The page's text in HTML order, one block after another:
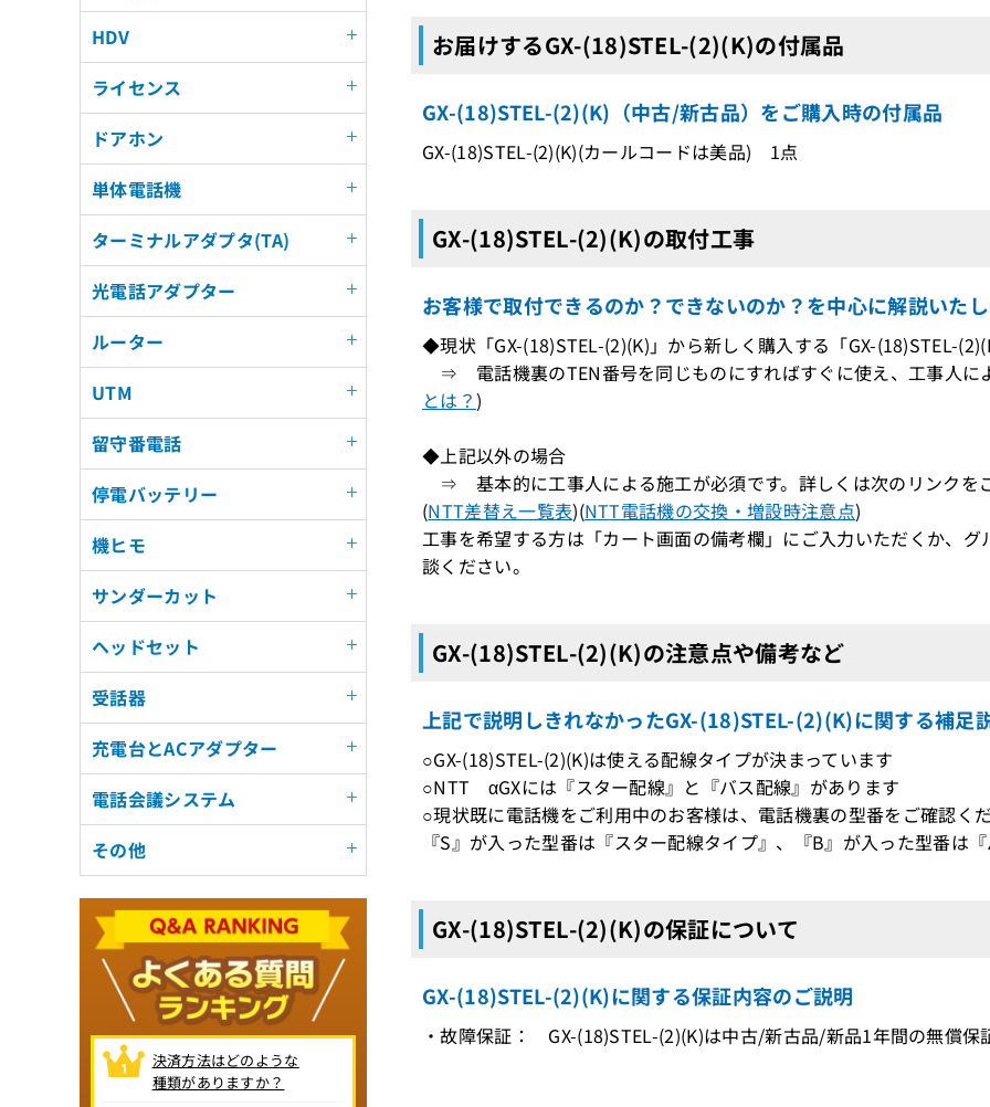
お届けするGX-(18)STEL-(2)(K)の付属品
GX-(18)STEL-(2)(K)（中古/新古品）をご購入時の付属品
GX-(18)STEL-(2)(K)(カールコードは美品) 1点
GX-(18)STEL-(2)(K)の取付工事
お客様で取付できるのか？できないのか？を中心に解説いた
◆現状「GX-(18)STEL-(2)(K)」から新しく購入する「GX-(18)STEL-
⇒ 電話機裏のTEN番号を同じものにすればすぐに使え、工事人に
とは？)
◆上記以外の場合
⇒ 基本的に工事人による施工が必須です。詳しくは次のリンクを
(NTT差替え一覧表)(NTT電話機の交換・増設時注意点)
工事を希望する方は「カート画面の備考欄」にご入力いただくか、グ
談ください。
GX-(18)STEL-(2)(K)の注意点や備考など
上記で説明しきれなかったGX-(18)STEL-(2)(K)に関する補足
○GX-(18)STEL-(2)(K)は使える配線タイプが決まっています
○NTT αGXには『スター配線』と『バス配線』があります
○現状既に電話機をご利用中のお客様は、電話機裏の型番をご確認く
『S』が入った型番は『スター配線タイプ』、『B』が入った型番は
GX-(18)STEL-(2)(K)の保証について
GX-(18)STEL-(2)(K)に関する保証内容のご説明
・故障保証： GX-(18)STEL-(2)(K)は中古/新古品/新品1年間の無償保
HDV
ライセンス
ドアホン
単体電話機
ターミナルアダプタ(TA)
光電話アダプター
ルーター
UTM
留守番電話
停電バッテリー
機ヒモ
サンダーカット
ヘッドセット
受話器
充電台とACアダプター
電話会議システム
その他
決済方法はどのような
種類がありますか？